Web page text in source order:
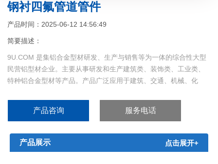
钢衬四氟管道管件
产品时间：2025-06-12 14:56:49
简要描述：
9U.COM 是集铝合金型材研发、生产与销售等为一体的综合性大型
民营铝型材企业。主要从事研发和生产建筑类、装饰类、工业类、
特种铝合金型材等产品。产品广泛应用于建筑、交通、机械、化
产品咨询 服务电话
产品展示 点击展开+